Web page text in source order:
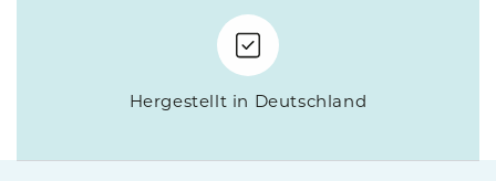
Hergestellt in Deutschland